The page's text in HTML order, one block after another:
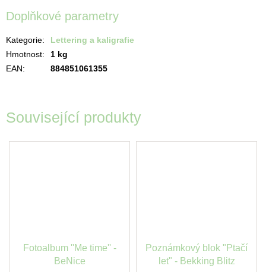
Související produkty
Fotoalbum ''Me time'' -
BeNice
Poznámkový blok "Ptačí
let" - Bekking Blitz
Doplňkové parametry
Kategorie:
Lettering a kaligrafie
Hmotnost:
1 kg
EAN: 884851061355